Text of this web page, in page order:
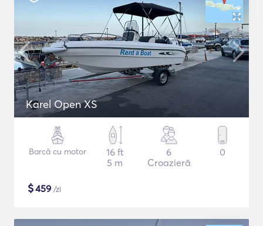
Karel Open XS
Barcă cu motor
16 ft
5 m
6
Croazieră
0
$459 /zi